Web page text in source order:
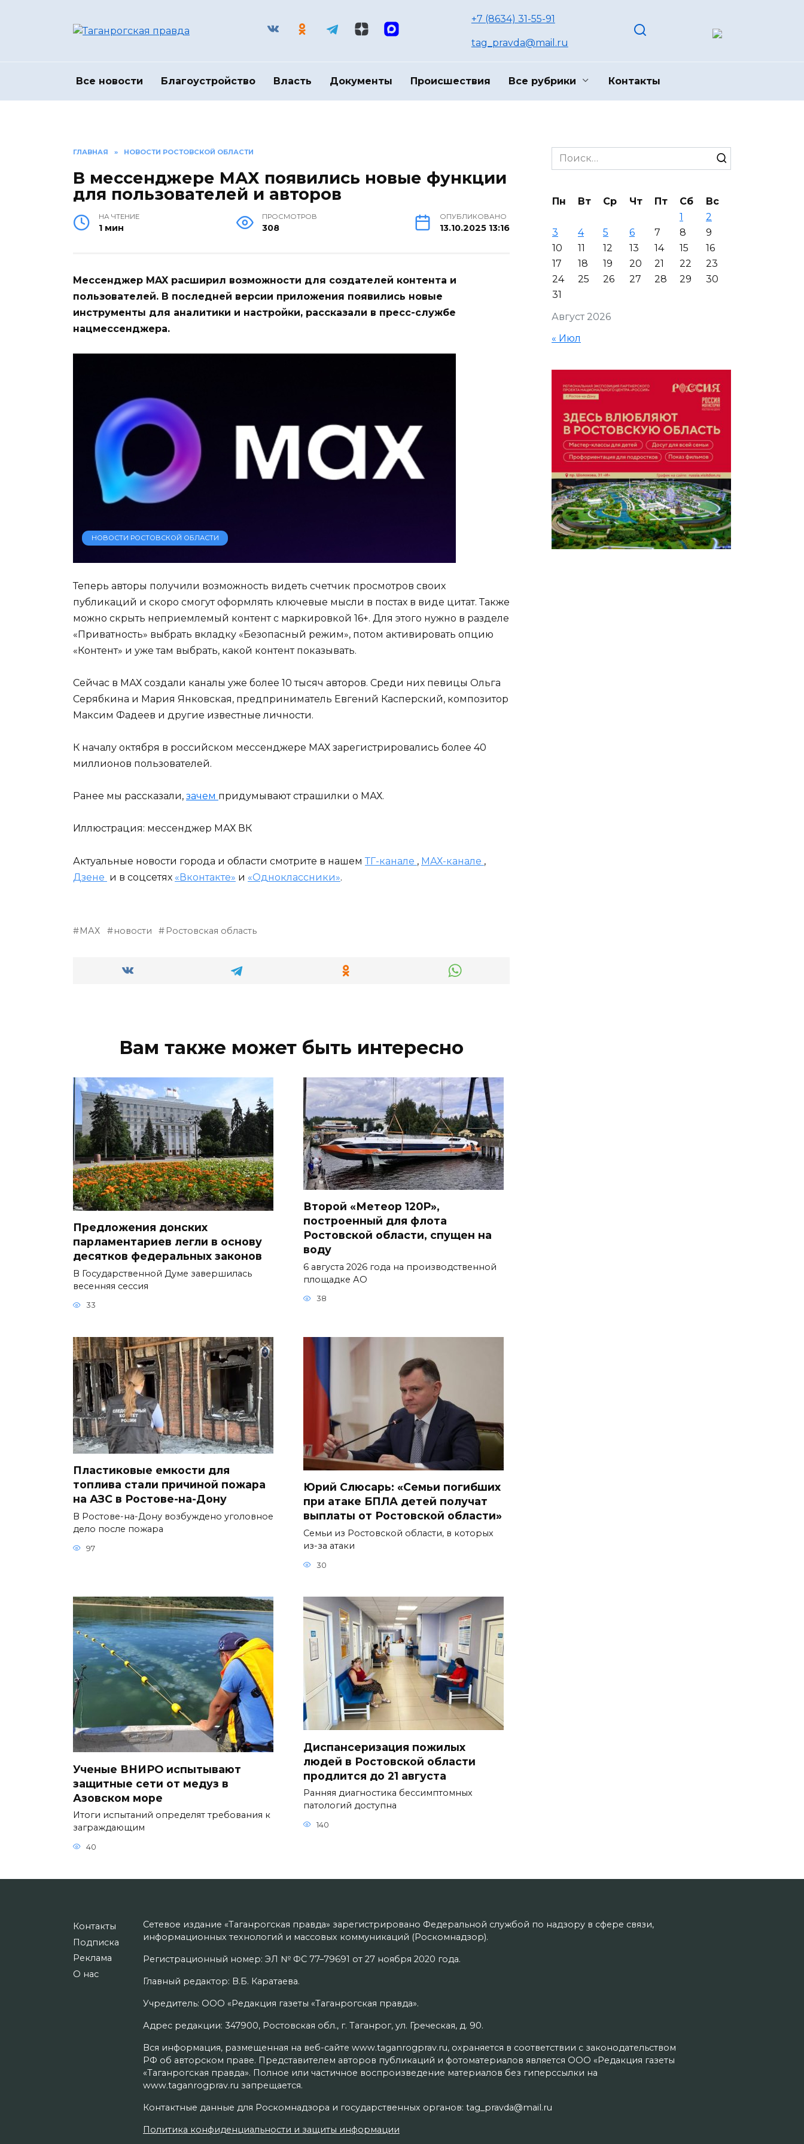
+7 (8634) 31-55-91
tag_pravda@mail.ru
Все новости Благоустройство Власть Документы Происшествия Все рубрики Контакты
ГЛАВНАЯ » НОВОСТИ РОСТОВСКОЙ ОБЛАСТИ
В мессенджере МАХ появились новые функции
для пользователей и авторов
НА ЧТЕНИЕ
1 мин
ПРОСМОТРОВ
308
ОПУБЛИКОВАНО
13.10.2025 13:16
Мессенджер MAX расширил возможности для создателей контента и
пользователей. В последней версии приложения появились новые
инструменты для аналитики и настройки, рассказали в пресс-службе
нацмессенджера.
НОВОСТИ РОСТОВСКОЙ ОБЛАСТИ
Теперь авторы получили возможность видеть счетчик просмотров своих
публикаций и скоро смогут оформлять ключевые мысли в постах в виде цитат. Также
можно скрыть неприемлемый контент с маркировкой 16+. Для этого нужно в разделе
«Приватность» выбрать вкладку «Безопасный режим», потом активировать опцию
«Контент» и уже там выбрать, какой контент показывать.
Сейчас в МАХ создали каналы уже более 10 тысяч авторов. Среди них певицы Ольга
Серябкина и Мария Янковская, предприниматель Евгений Касперский, композитор
Максим Фадеев и другие известные личности.
К началу октября в российском мессенджере МАХ зарегистрировались более 40
миллионов пользователей.
Ранее мы рассказали, зачем придумывают страшилки о МАХ.
Иллюстрация: мессенджер МАХ ВК
Актуальные новости города и области смотрите в нашем ТГ-канале , МАХ-канале ,
Дзене и в соцсетях «Вконтакте» и «Одноклассники».
МАХ новости Ростовская область
Вам также может быть интересно
Предложения донских
парламентариев легли в основу
десятков федеральных законов
В Государственной Думе завершилась
весенняя сессия
33
Второй «Метеор 120Р»,
построенный для флота
Ростовской области, спущен на
воду
6 августа 2026 года на производственной
площадке АО
38
Пластиковые емкости для
топлива стали причиной пожара
на АЗС в Ростове-на-Дону
В Ростове-на-Дону возбуждено уголовное
дело после пожара
97
Юрий Слюсарь: «Семьи погибших
при атаке БПЛА детей получат
выплаты от Ростовской области»
Семьи из Ростовской области, в которых
из-за атаки
30
Ученые ВНИРО испытывают
защитные сети от медуз в
Азовском море
Итоги испытаний определят требования к
заграждающим
40
Диспансеризация пожилых
людей в Ростовской области
продлится до 21 августа
Ранняя диагностика бессимптомных
патологий доступна
140
Search
for:
Август 2026
Пн Вт Ср Чт Пт Сб
Вс
1
2
3
4 5 6 7 8
9
10
11 12 13 14 15
16
17
18 19 20 21 22
23
24
25 26 27 28 29
30
31
« Июл
Контакты
Подписка
Реклама
О нас
Сетевое издание «Таганрогская правда» зарегистрировано Федеральной службой по надзору в сфере связи,
информационных технологий и массовых коммуникаций (Роскомнадзор).
Регистрационный номер: ЭЛ № ФС 77–79691 от 27 ноября 2020 года.
Главный редактор: В.Б. Каратаева.
Учредитель: ООО «Редакция газеты «Таганрогская правда».
Адрес редакции: 347900, Ростовская обл., г. Таганрог, ул. Греческая, д. 90.
Вся информация, размещенная на веб-сайте www.taganrogprav.ru, охраняется в соответствии с законодательством
РФ об авторском праве. Представителем авторов публикаций и фотоматериалов является ООО «Редакция газеты
«Таганрогская правда». Полное или частичное воспроизведение материалов без гиперссылки на
www.taganrogprav.ru запрещается.
Контактные данные для Роскомнадзора и государственных органов: tag_pravda@mail.ru
Политика конфиденциальности и защиты информации